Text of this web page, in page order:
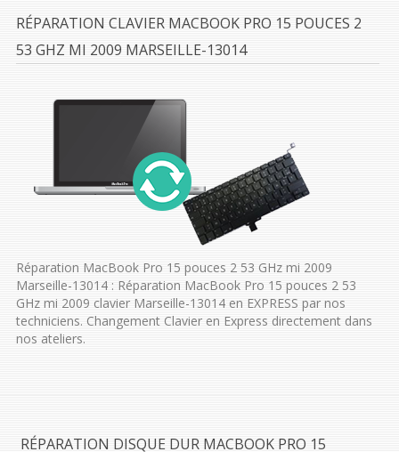
RÉPARATION CLAVIER MACBOOK PRO 15 POUCES 2
53 GHZ MI 2009 MARSEILLE-13014
Réparation MacBook Pro 15 pouces 2 53 GHz mi 2009
Marseille-13014 : Réparation MacBook Pro 15 pouces 2 53
GHz mi 2009 clavier Marseille-13014 en EXPRESS par nos
techniciens. Changement Clavier en Express directement dans
nos ateliers.
RÉPARATION DISQUE DUR MACBOOK PRO 15